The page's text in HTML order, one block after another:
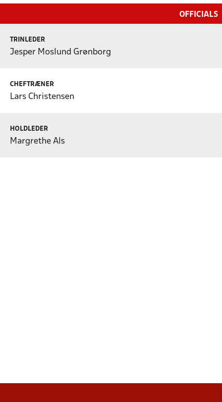
OFFICIALS
TRINLEDER
Jesper Moslund Grønborg
CHEFTRÆNER
Lars Christensen
HOLDLEDER
Margrethe Als